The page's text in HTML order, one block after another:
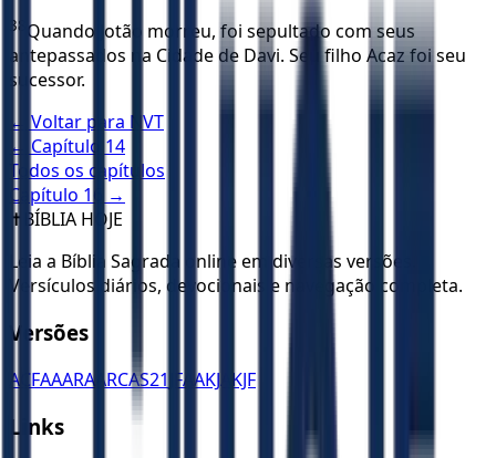
38 Quando Jotão morreu, foi sepultado com seus
antepassados na Cidade de Davi. Seu filho Acaz foi seu
sucessor.
← Voltar para NVT
← Capítulo 14
Todos os capítulos
Capítulo 16
→
✝️ BÍBLIA HOJE
Leia a Bíblia Sagrada online em diversas versões.
Versículos diários, devocionais e navegação completa.
Versões
ACFAAARA ARCAS21 JFAAKJA KJF
Links